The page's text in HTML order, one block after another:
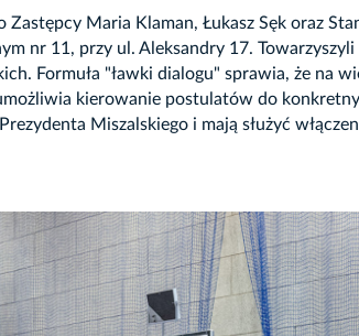
Maria Klaman, Łukasz Sęk oraz
nr 11, przy ul. Aleksandry 17.
Formuła "ławki dialogu" sprawia, że na
kierowanie postulatów do
Miszalskiego i mają służyć